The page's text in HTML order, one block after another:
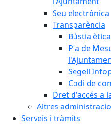
Seu electrònica
Transparència
Bústia
Pla de
Segell
Codi de
Dret d'accés a
Altres
Serveis i tràmits